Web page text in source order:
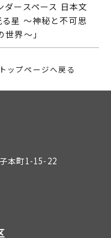
ースペース 日本文
星 ～神秘と不可思
界～」
トップページへ戻る
本町1-15-22